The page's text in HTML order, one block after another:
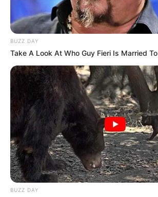
BUZZ DAY
Take A Look At Who Guy Fieri Is Married To
BUZZ DAY